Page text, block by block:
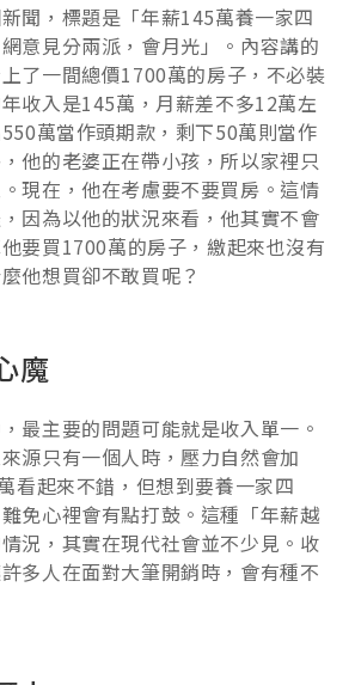
聞，標題是「年薪145萬養一家四
意見分兩派，會月光」。內容講的
了一間總價1700萬的房子，不必裝
收入是145萬，月薪差不多12萬左
萬當作頭期款，剩下50萬則當作
他的老婆正在帶小孩，所以家裡只
現在，他在考慮要不要買房。這情
因為以他的狀況來看，他其實不會
要買1700萬的房子，繳起來也沒有
他想買卻不敢買呢？
魔
最主要的問題可能就是收入單一。
源只有一個人時，壓力自然會加
看起來不錯，但想到要養一家四
免心裡會有點打鼓。這種「年薪越
況，其實在現代社會並不少見。收
多人在面對大筆開銷時，會有種不